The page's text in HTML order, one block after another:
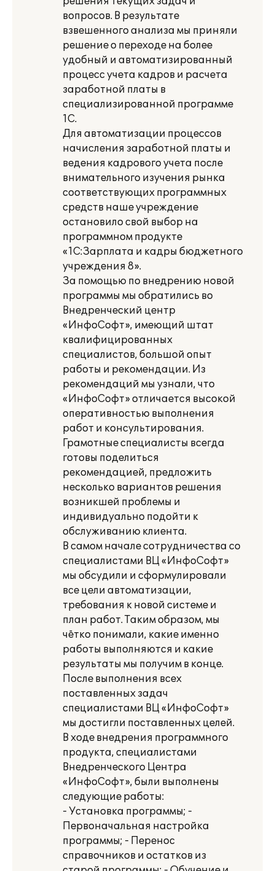
вопросов. В результате
взвешенного анализа мы приняли
решение о переходе на более
удобный и автоматизированный
процесс учета кадров и расчета
заработной платы в
специализированной программе
1С.
Для автоматизации процессов
начисления заработной платы и
ведения кадрового учета после
внимательного изучения рынка
соответствующих программных
средств наше учреждение
остановило свой выбор на
программном продукте
«1С:Зарплата и кадры бюджетного
учреждения 8».
За помощью по внедрению новой
программы мы обратились во
Внедренческий центр
«ИнфоСофт», имеющий штат
квалифицированных
специалистов, большой опыт
работы и рекомендации. Из
рекомендаций мы узнали, что
«ИнфоСофт» отличается высокой
оперативностью выполнения
работ и консультирования.
Грамотные специалисты всегда
готовы поделиться
рекомендацией, предложить
несколько вариантов решения
возникшей проблемы и
индивидуально подойти к
обслуживанию клиента.
В самом начале сотрудничества со
специалистами ВЦ «ИнфоСофт»
мы обсудили и сформулировали
все цели автоматизации,
требования к новой системе и
план работ. Таким образом, мы
чётко понимали, какие именно
работы выполняются и какие
результаты мы получим в конце.
После выполнения всех
поставленных задач
специалистами ВЦ «ИнфоСофт»
мы достигли поставленных целей.
В ходе внедрения программного
продукта, специалистами
Внедренческого Центра
«ИнфоСофт», были выполнены
следующие работы:
- Установка программы; -
Первоначальная настройка
программы; - Перенос
справочников и остатков из